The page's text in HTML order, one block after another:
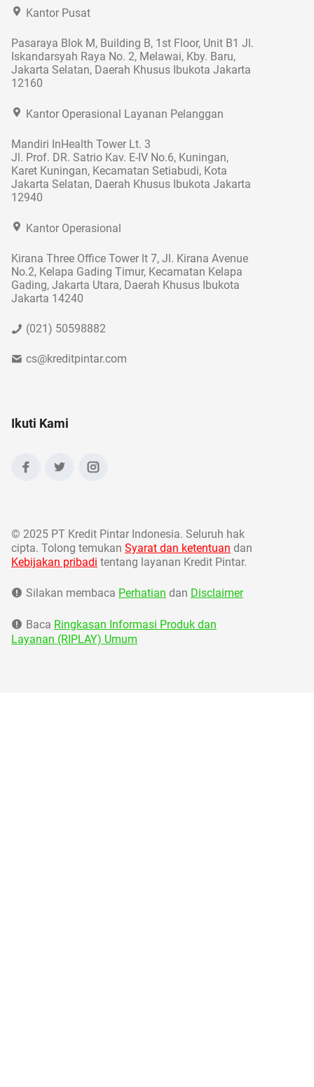
Kantor Pusat
Pasaraya Blok M, Building B, 1st Floor, Unit B1 Jl.
Iskandarsyah Raya No. 2, Melawai, Kby. Baru,
Jakarta Selatan, Daerah Khusus Ibukota Jakarta
12160
Kantor Operasional Layanan Pelanggan
Mandiri InHealth Tower Lt. 3
Jl. Prof. DR. Satrio Kav. E-IV No.6, Kuningan,
Karet Kuningan, Kecamatan Setiabudi, Kota
Jakarta Selatan, Daerah Khusus Ibukota Jakarta
12940
Kantor Operasional
Kirana Three Office Tower lt 7, Jl. Kirana Avenue
No.2, Kelapa Gading Timur, Kecamatan Kelapa
Gading, Jakarta Utara, Daerah Khusus Ibukota
Jakarta 14240
(021) 50598882
cs@kreditpintar.com
Ikuti Kami
© 2025 PT Kredit Pintar Indonesia. Seluruh hak
cipta. Tolong temukan Syarat dan ketentuan dan
Kebijakan pribadi tentang layanan Kredit Pintar.
Silakan membaca Perhatian dan Disclaimer
Baca Ringkasan Informasi Produk dan
Layanan (RIPLAY) Umum